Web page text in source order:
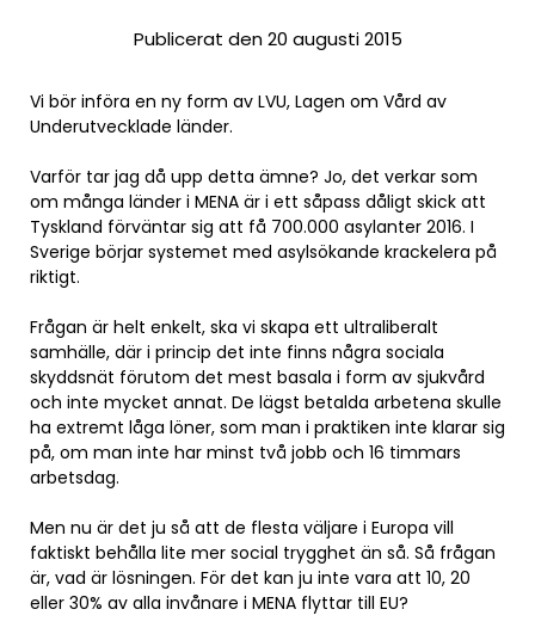
Publicerat den 20 augusti 2015
Vi bör införa en ny form av LVU, Lagen om Vård av
Underutvecklade länder.
Varför tar jag då upp detta ämne? Jo, det verkar som
om många länder i MENA är i ett såpass dåligt skick att
Tyskland förväntar sig att få 700.000 asylanter 2016. I
Sverige börjar systemet med asylsökande krackelera på
riktigt.
Frågan är helt enkelt, ska vi skapa ett ultraliberalt
samhälle, där i princip det inte finns några sociala
skyddsnät förutom det mest basala i form av sjukvård
och inte mycket annat. De lägst betalda arbetena skulle
ha extremt låga löner, som man i praktiken inte klarar sig
på, om man inte har minst två jobb och 16 timmars
arbetsdag.
Men nu är det ju så att de flesta väljare i Europa vill
faktiskt behålla lite mer social trygghet än så. Så frågan
är, vad är lösningen. För det kan ju inte vara att 10, 20
eller 30% av alla invånare i MENA flyttar till EU?